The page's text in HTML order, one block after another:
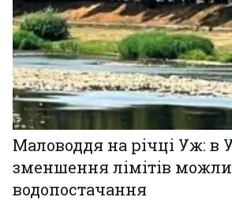
Маловоддя на річці Уж: в
зменшення лімітів
водопостачання